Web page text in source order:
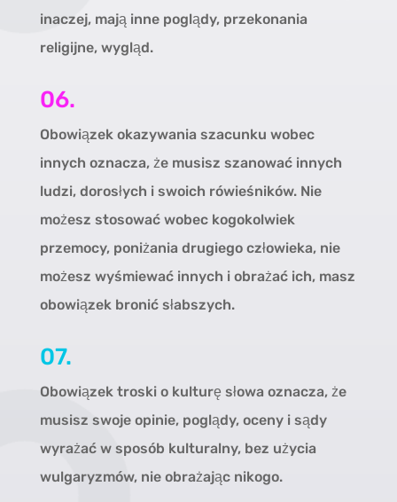
inaczej, mają inne poglądy, przekonania
religijne, wygląd.
06.
Obowiązek okazywania szacunku wobec
innych oznacza, że musisz szanować innych
ludzi, dorosłych i swoich rówieśników. Nie
możesz stosować wobec kogokolwiek
przemocy, poniżania drugiego człowieka, nie
możesz wyśmiewać innych i obrażać ich, masz
obowiązek bronić słabszych.
07.
Obowiązek troski o kulturę słowa oznacza, że
musisz swoje opinie, poglądy, oceny i sądy
wyrażać w sposób kulturalny, bez użycia
wulgaryzmów, nie obrażając nikogo.